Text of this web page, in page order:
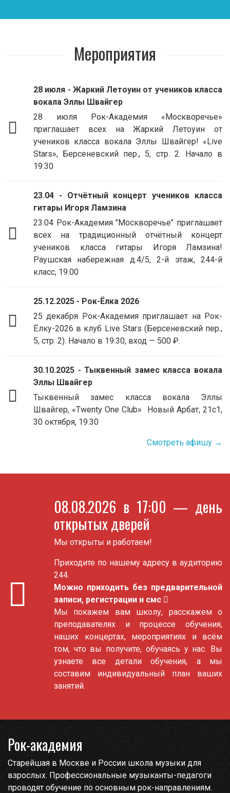
Мероприятия
28 июля - Жаркий Летоуин от учеников класса
вокала Эллы Швайгер
28 июля Рок-Академия «Москворечье»
приглашает всех на Жаркий Летоуин от
учеников класса вокала Эллы Швайгер! «Live
Stars», Берсеневский пер., 5, стр. 2. Начало в
19:30
23.04 - Отчётный концерт учеников класса
гитары Игоря Ламзина
23.04 Рок-Академия "Москворечье" приглашает
всех на традиционный отчётный концерт
учеников класса гитары Игоря Ламзина!
Раушская набережная д.4/5, 2-й этаж, 244-й
класс, 19.00
25.12.2025 - Рок-Ёлка 2026
25 декабря Рок-Академия приглашает на Рок-
Ёлку-2026 в клуб Live Stars (Берсеневский пер.,
5, стр. 2). Начало в 19:30, вход — 500 ₽.
30.10.2025 - Тыквенный замес класса вокала
Эллы Швайгер
Тыквенный замес класса вокала Эллы
Швайгер, «Twenty One Club» Новый Арбат, 21с1,
30 октября, 19.30
Смотреть афишу →
08.08.2026 в 17:00 — день
открытых дверей
Мы открыты и работаем!
Приходите по нашему адресу в аудиторию
244.
Можно приходить без предварительной
записи, регистрации и смс
Мы покажем вам школу, расскажем о
преподавателях и процессе обучения,
наших концертах, мероприятиях и всём
том, что вы получите, обучаясь у нас. Вы
узнаете все детали обучения, а мы
составим индивидуальный план ваших
занятий.
Рок-академия
Старейшая в Москве и России школа музыки для
взрослых. Профессиональные музыканты-педагоги
проводят обучение по основным рок-направлениям.